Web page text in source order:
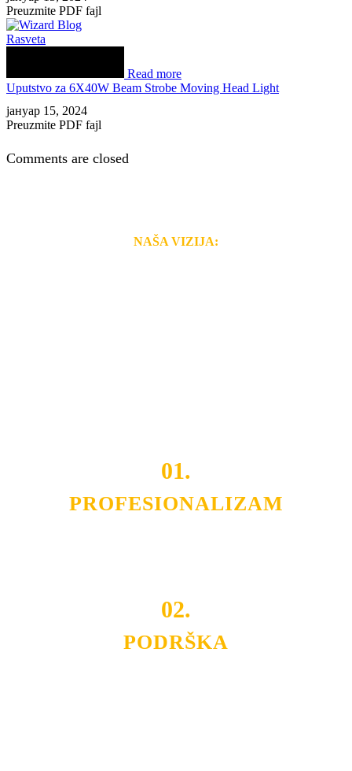
Preuzmite PDF fajl
Rasveta
Read more
Uputstvo za 6X40W Beam Strobe Moving Head Light
јануар 15, 2024
Preuzmite PDF fajl
Comments are closed
NAŠA VIZIJA:
01.
PROFESIONALIZAM
02.
PODRŠKA